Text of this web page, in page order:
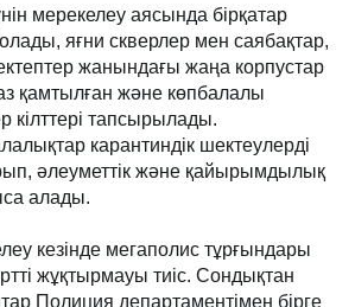
мерекелеу аясында бірқатар
яғни скверлер мен саябақтар,
жанындағы жаңа корпустар
қамтылған және көпбалалы
кілттері тапсырылады.
карантиндік шектеулерді
әлеуметтік және қайырымдылық
алады.
кезінде мегаполис тұрғындары
жұқтырмауы тиіс. Сондықтан
Полиция департаментімен бірге